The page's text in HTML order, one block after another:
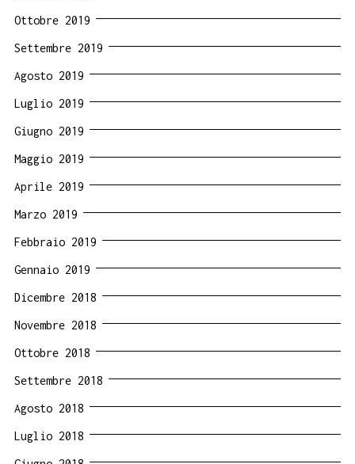
Ottobre 2019
Settembre 2019
Agosto 2019
Luglio 2019
Giugno 2019
Maggio 2019
Aprile 2019
Marzo 2019
Febbraio 2019
Gennaio 2019
Dicembre 2018
Novembre 2018
Ottobre 2018
Settembre 2018
Agosto 2018
Luglio 2018